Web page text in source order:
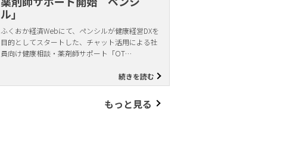
ル」
ふくおか経済Webにて、ペンシルが健康経営DXを
目的としてスタートした、チャット活用による社
員向け健康相談・薬剤師サポート「OT…
続きを読む
もっと見る